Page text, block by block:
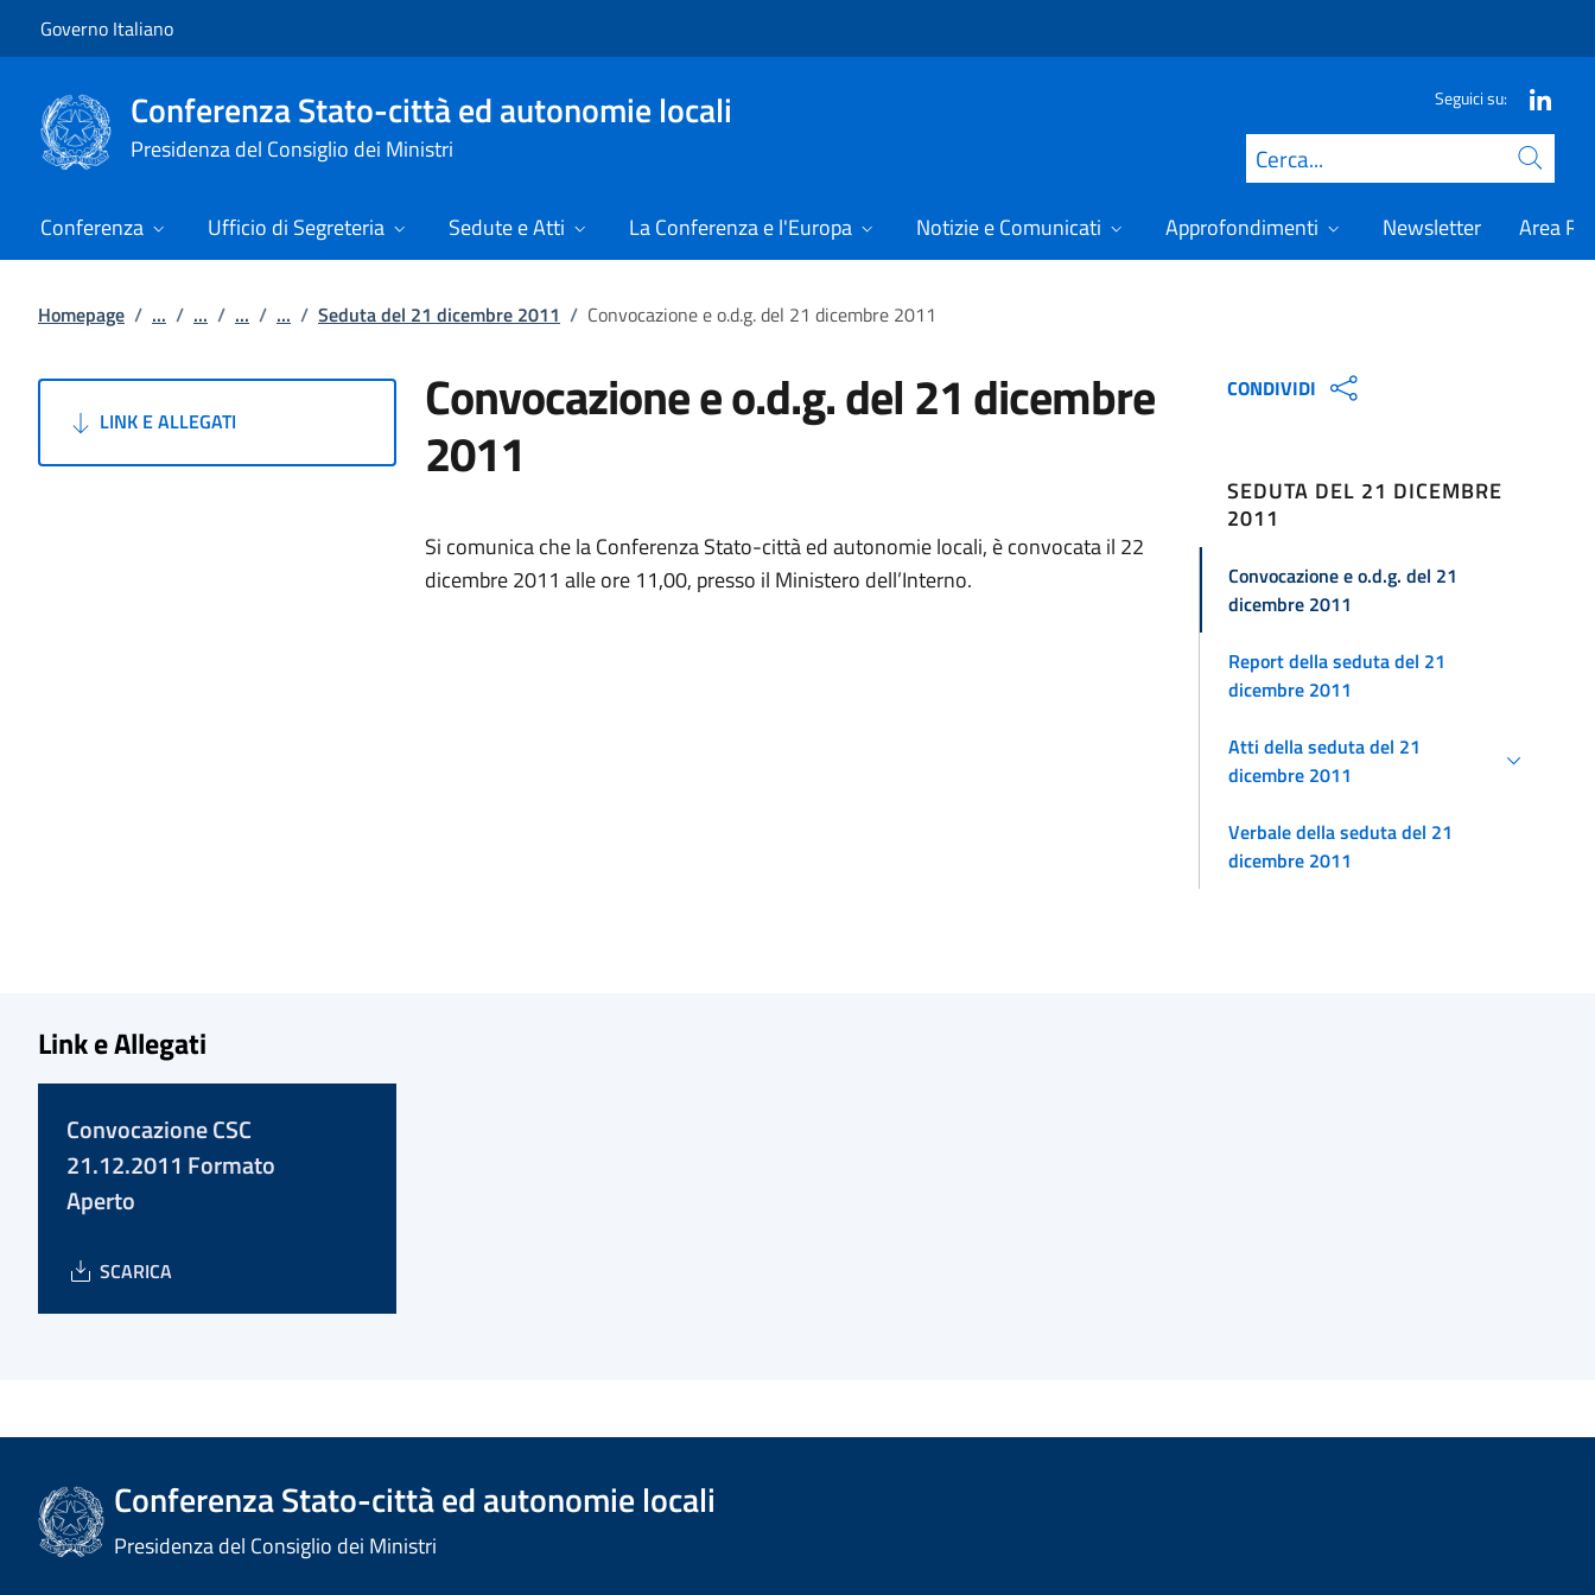
Governo Italiano
Conferenza Stato-città ed autonomie locali
Presidenza del Consiglio dei Ministri
Seguici su:
Cerca
Conferenza Ufficio di Segreteria Sedute e Atti La Conferenza e l'Europa Notizie e Comunicati Approfondimenti Newsletter Area
Homepage / ... / ... / ... / ... / Seduta del 21 dicembre 2011 / Convocazione e o.d.g. del 21 dicembre 2011
LINK E ALLEGATI Convocazione e o.d.g. del 21 dicembre
2011
Si comunica che la Conferenza Stato-città ed autonomie locali, è convocata il 22
dicembre 2011 alle ore 11,00, presso il Ministero dell’Interno.
CONDIVIDI
SEDUTA DEL 21 DICEMBRE
2011
Convocazione e o.d.g. del 21
dicembre 2011
Report della seduta del 21
dicembre 2011
Atti della seduta del 21
dicembre 2011
Verbale della seduta del 21
dicembre 2011
Link e Allegati
Convocazione CSC
21.12.2011 Formato
Aperto
SCARICA
Conferenza Stato-città ed autonomie locali
Presidenza del Consiglio dei Ministri